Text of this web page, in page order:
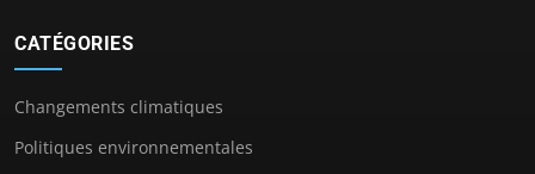
CATÉGORIES
Changements climatiques
Politiques environnementales